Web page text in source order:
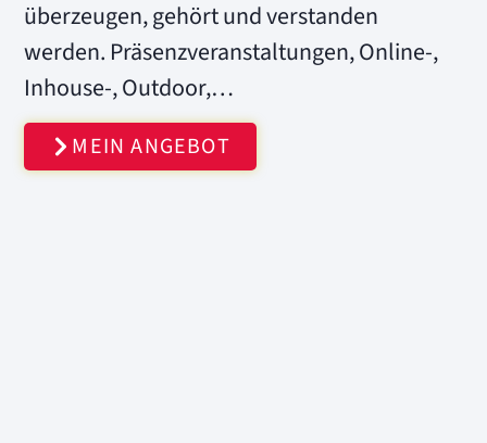
überzeugen, gehört und verstanden
werden. Präsenzveranstaltungen, Online-,
Inhouse-, Outdoor,…
MEIN ANGEBOT